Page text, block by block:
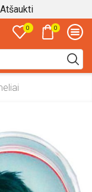
Atšaukti
0 0